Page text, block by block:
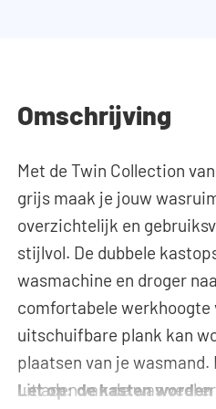
Omschrijving
Met de Twin Collection
grijs maak je jouw
overzichtelijk en
stijlvol. De dubbele
wasmachine en droger
comfortabele werkhoogte
uitschuifbare plank kan
plaatsen van je
uitladen van de was veel
Let op: de kasten